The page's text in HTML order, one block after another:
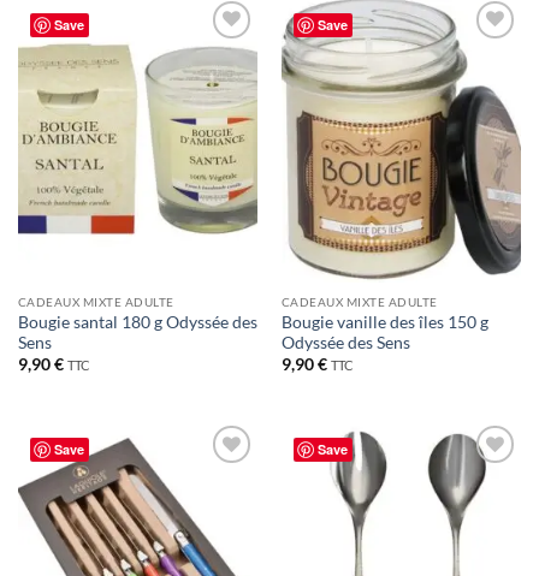
Save
à la liste
de
souhaits
CADEAUX MIXTE ADULTE
Bougie santal 180 g Odyssée des
Sens
9,90€ TTC
Save
Ajouter
à la liste
de
souhaits
CADEAUX MIXTE ADULTE
Bougie vanille des îles 150 g
Odyssée des Sens
9,90€ TTC
Save
souhaits
Save
Ajouter
à la liste
souhaits